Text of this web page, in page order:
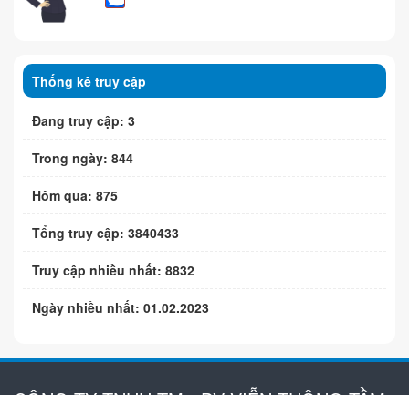
Thống kê truy cập
Đang truy cập: 3
Trong ngày: 844
Hôm qua: 875
Tổng truy cập: 3840433
Truy cập nhiều nhất: 8832
Ngày nhiều nhất: 01.02.2023